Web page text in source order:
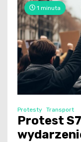
1 minuta
Protesty Transport
Protest